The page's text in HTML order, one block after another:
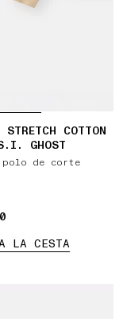
COTTON
GHOST
polo de corte
LA CESTA